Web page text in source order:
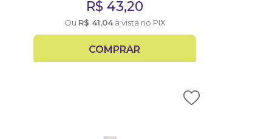
R$ 43,20
Ou R$ 41,04à vista no PIX
COMPRAR